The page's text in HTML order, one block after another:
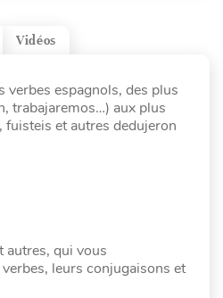
Vidéos
verbes espagnols, des plus
trabajaremos…) aux plus
et autres dedujeron
autres, qui vous
leurs conjugaisons et